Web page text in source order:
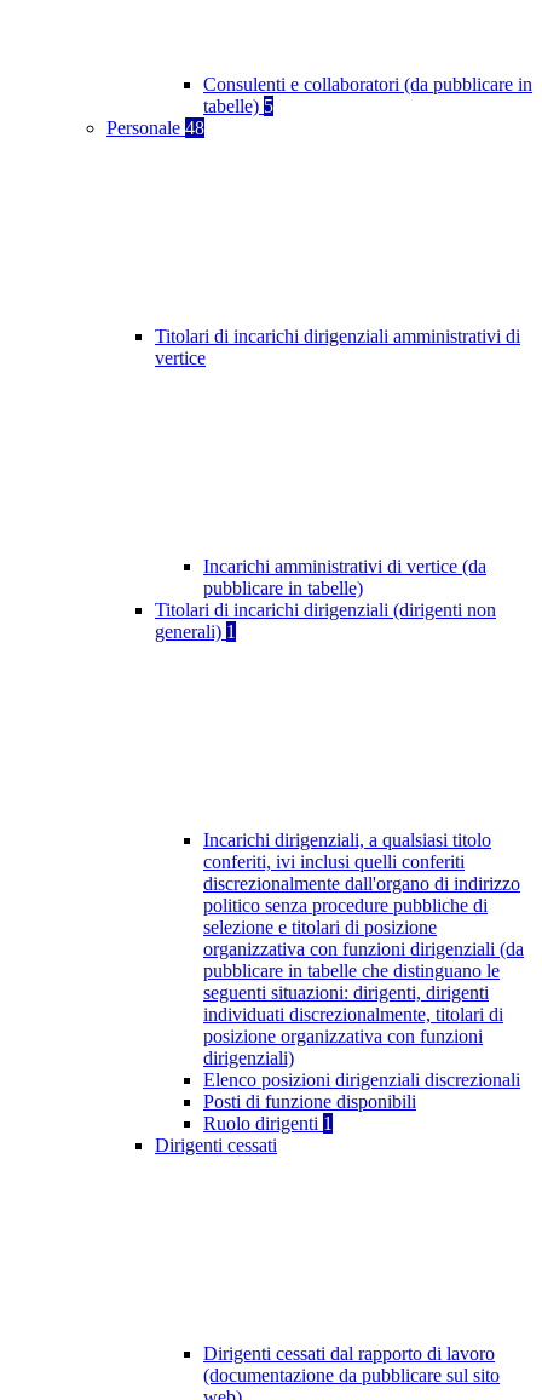
Consulenti e collaboratori (da pubblicare in
tabelle) 5
Personale 48
Titolari di incarichi dirigenziali amministrativi di
vertice
Incarichi amministrativi di vertice (da
pubblicare in tabelle)
Titolari di incarichi dirigenziali (dirigenti non
generali) 1
Incarichi dirigenziali, a qualsiasi titolo
conferiti, ivi inclusi quelli conferiti
discrezionalmente dall'organo di indirizzo
politico senza procedure pubbliche di
selezione e titolari di posizione
organizzativa con funzioni dirigenziali (da
pubblicare in tabelle che distinguano le
seguenti situazioni: dirigenti, dirigenti
individuati discrezionalmente, titolari di
posizione organizzativa con funzioni
dirigenziali)
Elenco posizioni dirigenziali discrezionali
Posti di funzione disponibili
Ruolo dirigenti 1
Dirigenti cessati
Dirigenti cessati dal rapporto di lavoro
(documentazione da pubblicare sul sito